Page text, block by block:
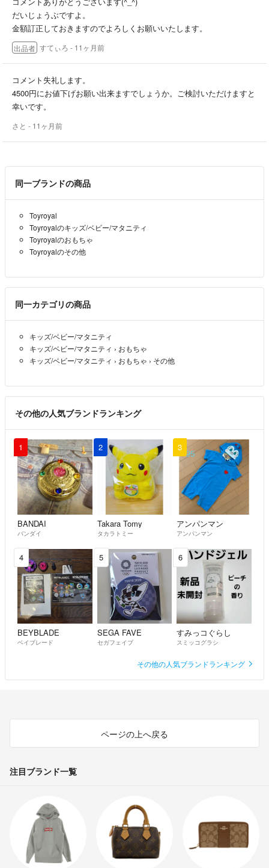
だいじょうぶですよ。
金額訂正しておきますのでよろしくお願いいたします。
出品者 すてぃろ - 11ヶ月前
コメント失礼します。
4500円にお値下げお願い出来ますでしょうか。ご検討いただけますと
幸いです。
さと - 11ヶ月前
同一ブランドの商品
Toyroyal
Toyroyalのキッズ/ベビー/マタニティ
Toyroyalのおもちゃ
Toyroyalのその他
同一カテゴリの商品
キッズ/ベビー/マタニティ
キッズ/ベビー/マタニティ › おもちゃ
キッズ/ベビー/マタニティ › おもちゃ › その他
その他の人気ブランドランキング
1
BANDAI
バンダイ
2
Takara Tomy
タカラトミー
3
アンパンマン
アンパンマン
4
BEYBLADE
ベイブレード
5
SEGA FAVE
セガフェイブ
6
すみっコぐらし
スミッコグラシ
その他の人気ブランドランキング
ページの上へ戻る
注目ブランド一覧